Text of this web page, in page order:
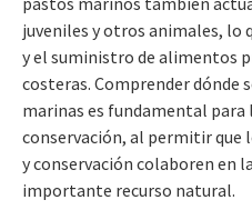
juveniles y otros animales, lo
y el suministro de alimentos
costeras. Comprender dónde
marinas es fundamental para
conservación, al permitir que
y conservación colaboren en
importante recurso natural.